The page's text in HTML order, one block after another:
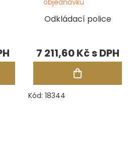
Odkládací police
7 211,60 Kč
Kód: 18344